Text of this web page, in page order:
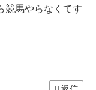
競馬やらなくてす